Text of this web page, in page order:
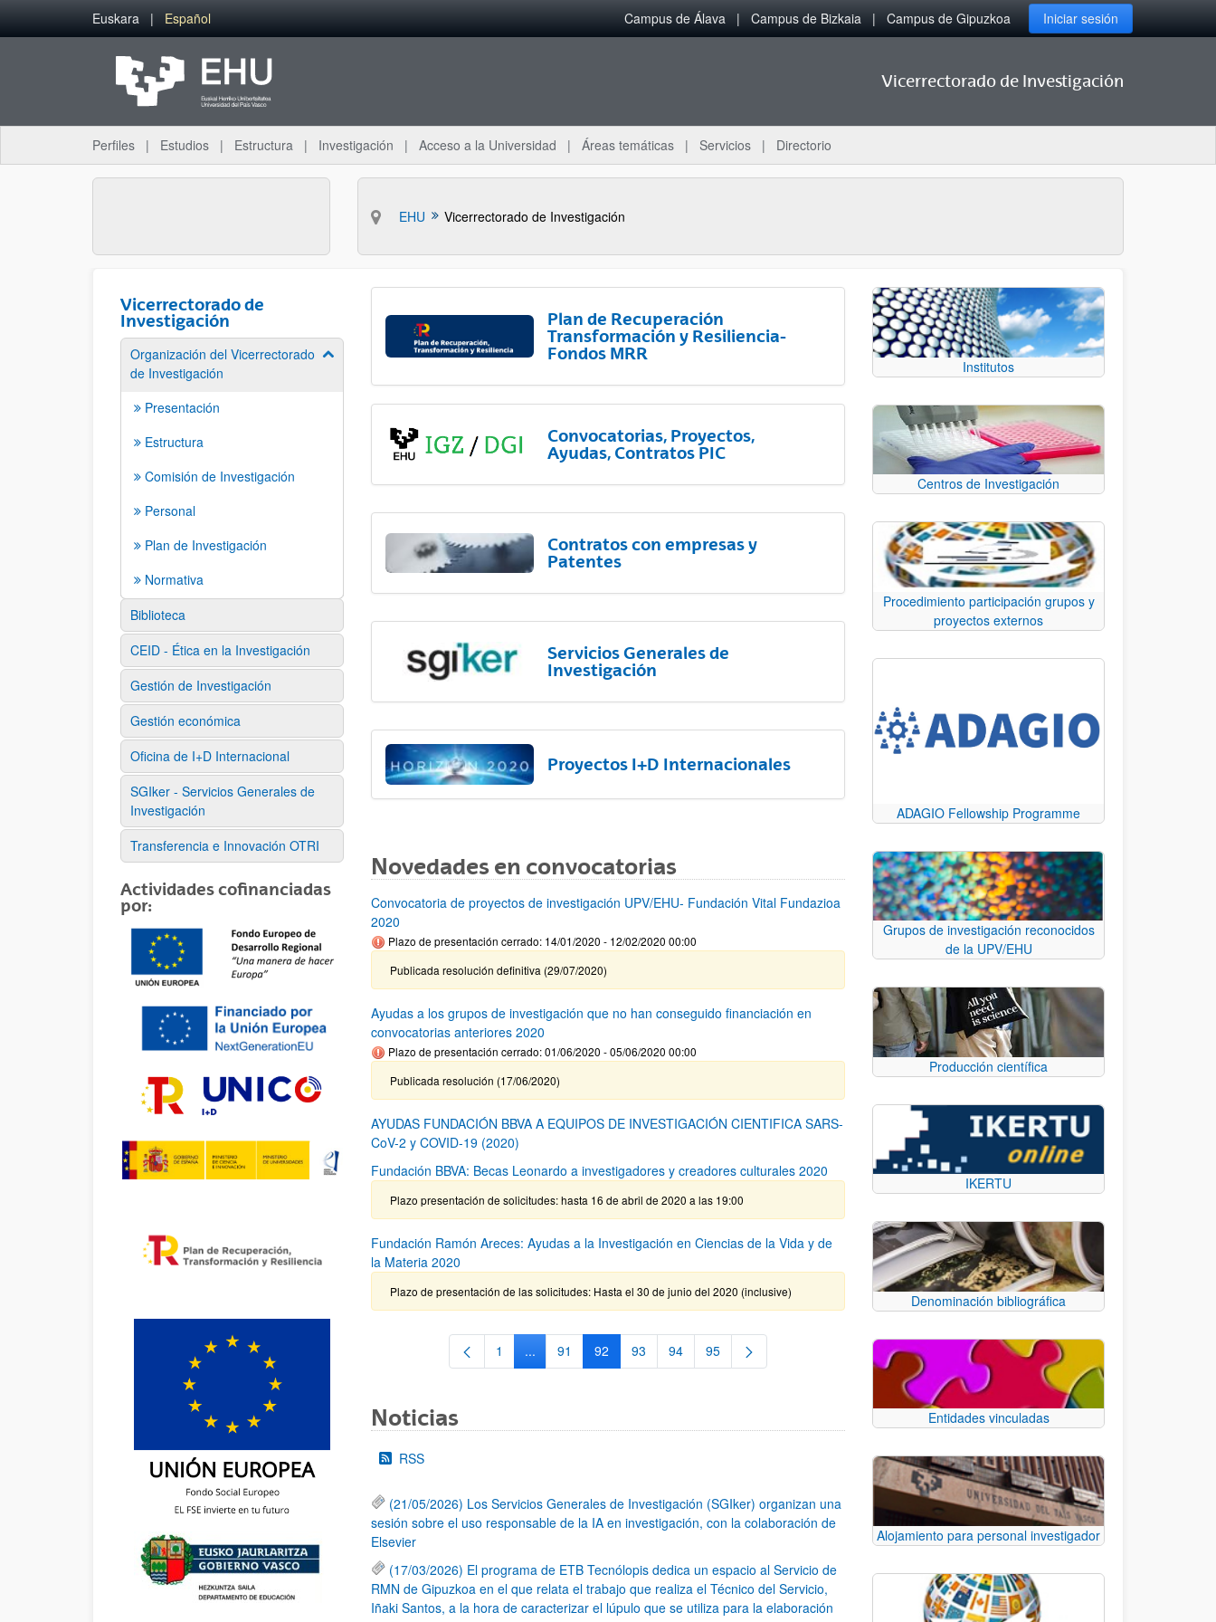
Saltar al contenido principal
Euskara Español Campus de Álava Campus de Bizkaia Campus de Gipuzkoa Iniciar sesión
Vicerrectorado de Investigación
Perfiles Estudios Estructura Investigación Acceso a la Universidad Áreas temáticas Servicios Directorio
EHU Vicerrectorado de Investigación
Vicerrectorado de
Investigación
Organización del Vicerrectorado
de Investigación
Mostrar/ocultar subpáginas
Presentación
Estructura
Comisión de Investigación
Personal
Plan de Investigación
Normativa
Biblioteca
CEID - Ética en la Investigación
Gestión de Investigación
Gestión económica
Oficina de I+D Internacional
SGIker - Servicios Generales de
Investigación
Transferencia e Innovación OTRI
Actividades cofinanciadas
por:
Plan de Recuperación
Transformación y Resiliencia-
Fondos MRR
Convocatorias, Proyectos,
Ayudas, Contratos PIC
Contratos con empresas y
Patentes
Servicios Generales de
Investigación
Proyectos I+D Internacionales
Novedades en convocatorias
Convocatoria de proyectos de investigación UPV/EHU- Fundación Vital Fundazioa
2020
Plazo de presentación cerrado: 14/01/2020 - 12/02/2020 00:00
Publicada resolución definitiva (29/07/2020)
Ayudas a los grupos de investigación que no han conseguido financiación en
convocatorias anteriores 2020
Plazo de presentación cerrado: 01/06/2020 - 05/06/2020 00:00
Publicada resolución (17/06/2020)
AYUDAS FUNDACIÓN BBVA A EQUIPOS DE INVESTIGACIÓN CIENTIFICA SARS-
CoV-2 y COVID-19 (2020)
Fundación BBVA: Becas Leonardo a investigadores y creadores culturales 2020
Plazo presentación de solicitudes: hasta 16 de abril de 2020 a las 19:00
Fundación Ramón Areces: Ayudas a la Investigación en Ciencias de la Vida y de
la Materia 2020
Plazo de presentación de las solicitudes: Hasta el 30 de junio del 2020 (inclusive)
Página
1 ...Páginas intermedias Use TAB para desplazarse.
Página
91 Página
92 Página
93 Página
94 Página
95
Noticias
RSS
(21/05/2026) Los Servicios Generales de Investigación (SGIker) organizan una
sesión sobre el uso responsable de la IA en investigación, con la colaboración de
Elsevier
(17/03/2026) El programa de ETB Tecnólopis dedica un espacio al Servicio de
RMN de Gipuzkoa en el que relata el trabajo que realiza el Técnico del Servicio,
Iñaki Santos, a la hora de caracterizar el lúpulo que se utiliza para la elaboración
Institutos
Centros de Investigación
Procedimiento participación grupos y
proyectos externos
ADAGIO Fellowship Programme
Grupos de investigación reconocidos
de la UPV/EHU
Producción científica
IKERTU
Denominación bibliográfica
Entidades vinculadas
Alojamiento para personal investigador